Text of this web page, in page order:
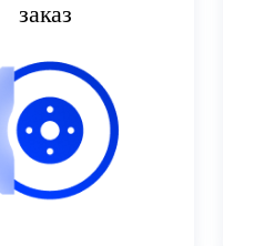
заказ